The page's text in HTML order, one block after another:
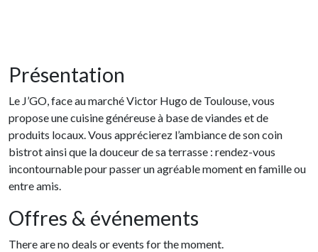
Présentation
Le J’GO, face au marché Victor Hugo de Toulouse, vous
propose une cuisine généreuse à base de viandes et de
produits locaux. Vous apprécierez l’ambiance de son coin
bistrot ainsi que la douceur de sa terrasse : rendez-vous
incontournable pour passer un agréable moment en famille ou
entre amis.
Offres & événements
There are no deals or events for the moment.